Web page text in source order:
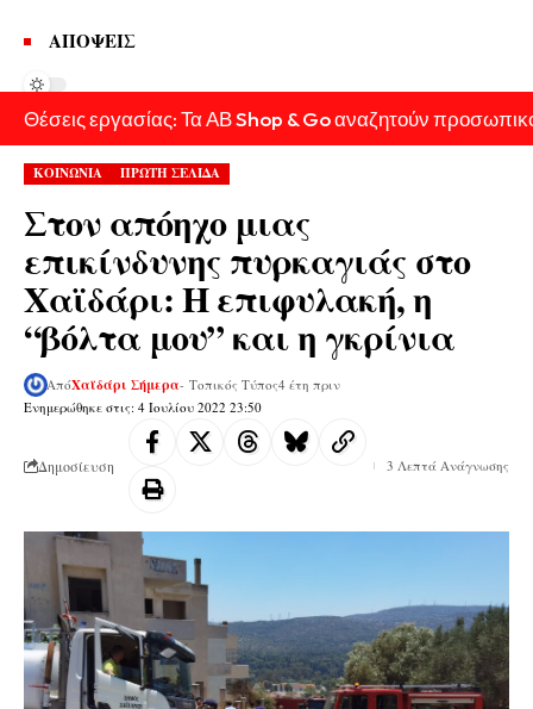
ΑΠΟΨΕΙΣ
Θέσεις εργασίας: Τα ΑΒ Shop & Go αναζητούν
ΚΟΙΝΩΝΙΑ ΠΡΩΤΗ ΣΕΛΙΔΑ
Στον απόηχο μιας
επικίνδυνης πυρκαγιάς στο
Χαϊδάρι: Η επιφυλακή, η
“βόλτα μου” και η γκρίνια
Ενημερώθηκε στις: 4 Ιουλίου 2022 23:50
ΑπόΧαϊδάρι Σήμερα- Τοπικός Τύπος4 έτη πριν
Δημοσίευση 3 Λεπτά Ανάγνωσης